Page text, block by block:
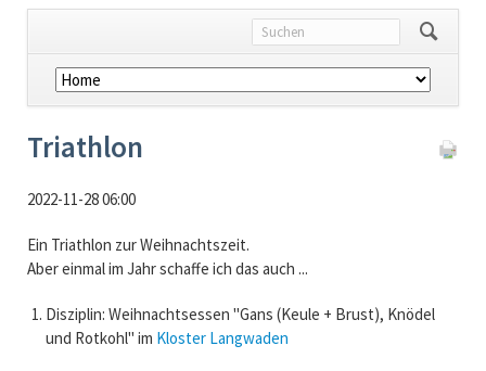
Navigation
überspringen
Triathlon
2022-11-28 06:00
Ein Triathlon zur Weihnachtszeit.
Aber einmal im Jahr schaffe ich das auch ...
Disziplin: Weihnachtsessen "Gans (Keule + Brust), Knödel
und Rotkohl" im Kloster Langwaden